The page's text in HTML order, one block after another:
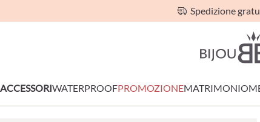
Spedizione
ACCESSORIWATERPROOFPROMOZIONEMATRIMONIO